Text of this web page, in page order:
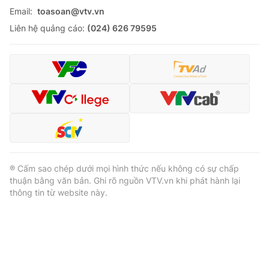
Email: toasoan@vtv.vn
Liên hệ quảng cáo: (024) 626 79595
® Cấm sao chép dưới mọi hình thức nếu không có sự chấp
thuận bằng văn bản. Ghi rõ nguồn VTV.vn khi phát hành lại
thông tin từ website này.